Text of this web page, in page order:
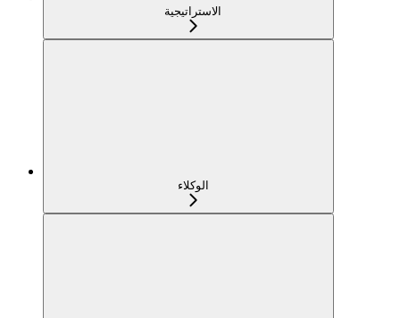
الاستراتيجية
الوكلاء